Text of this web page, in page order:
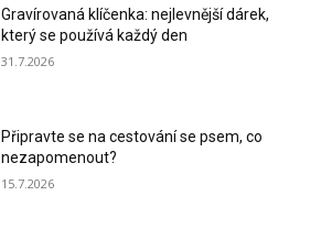
Gravírovaná klíčenka: nejlevnější dárek,
který se používá každý den
31.7.2026
Připravte se na cestování se psem, co
nezapomenout?
15.7.2026